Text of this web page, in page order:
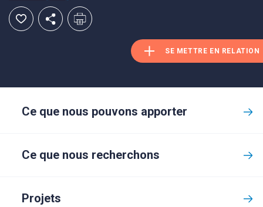
SE METTRE EN RELATION
Ce que nous pouvons apporter
Ce que nous recherchons
Projets